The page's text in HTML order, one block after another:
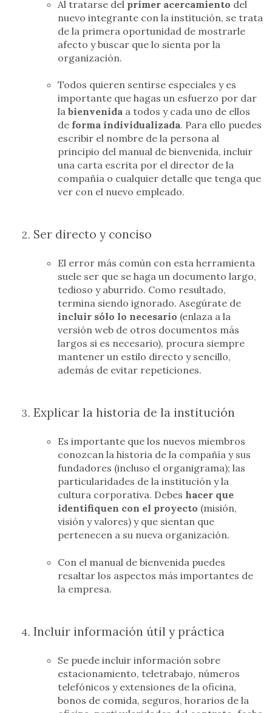
Al tratarse del primer acercamiento del
nuevo integrante con la institución, se trata
de la primera oportunidad de mostrarle
afecto y buscar que lo sienta por la
organización.
Todos quieren sentirse especiales y es
importante que hagas un esfuerzo por dar
la bienvenida a todos y cada uno de ellos
de forma individualizada. Para ello puedes
escribir el nombre de la persona al
principio del manual de bienvenida, incluir
una carta escrita por el director de la
compañía o cualquier detalle que tenga que
ver con el nuevo empleado.
Ser directo y conciso
El error más común con esta herramienta
suele ser que se haga un documento largo,
tedioso y aburrido. Como resultado,
termina siendo ignorado. Asegúrate de
incluir sólo lo necesario (enlaza a la
versión web de otros documentos más
largos si es necesario), procura siempre
mantener un estilo directo y sencillo,
además de evitar repeticiones.
Explicar la historia de la institución
Es importante que los nuevos miembros
conozcan la historia de la compañía y sus
fundadores (incluso el organigrama); las
particularidades de la institución y la
cultura corporativa. Debes hacer que
identifiquen con el proyecto (misión,
visión y valores) y que sientan que
pertenecen a su nueva organización.
Con el manual de bienvenida puedes
resaltar los aspectos más importantes de
la empresa.
Incluir información útil y práctica
Se puede incluir información sobre
estacionamiento, teletrabajo, números
telefónicos y extensiones de la oficina,
bonos de comida, seguros, horarios de la